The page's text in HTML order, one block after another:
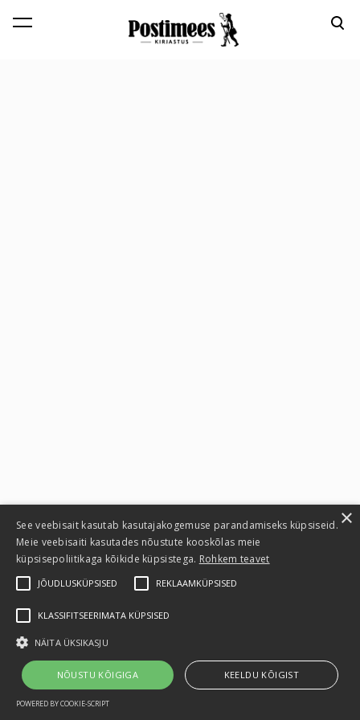
lisati ostukorvi. Vaata ostukorvi
Privaatsusteatis
Privaatsuspoliitika
Kontaktid
×
See veebisait kasutab kasutajakogemuse parandamiseks küpsiseid.
Meie veebisaiti kasutades nõustute kooskõlas meie
küpsisepoliitikaga kõikide küpsistega. Rohkem teavet
JÕUDLUSKÜPSISED REKLAAMKÜPSISED
KLASSIFITSEERIMATA KÜPSISED
NÄITA ÜKSIKASJU
NÕUSTU KÕIGIGA KEELDU KÕIGIST
POWERED BY COOKIE-SCRIPT